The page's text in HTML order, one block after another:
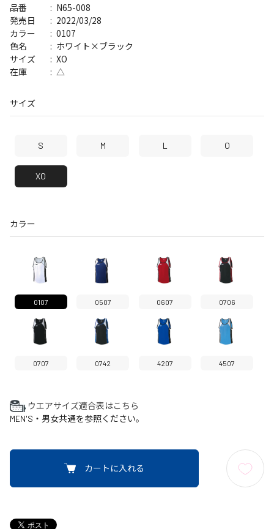
品番 N65-008
発売日 2022/03/28
サイズ XO
カラー 0107
在庫 △
色名 ホワイト×ブラック
サイズ
S M L O
XO
カラー
0107 0507 0607 0706
0707 0742 4207 4507
ウエアサイズ適合表はこちら
MEN'S・男女共通を参照ください。
カートに入れる